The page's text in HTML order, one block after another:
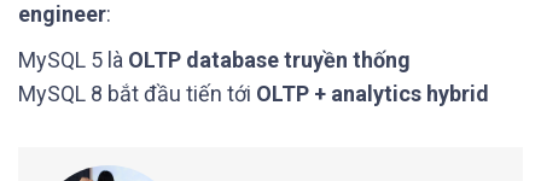
engineer:
MySQL 5 là OLTP database truyền thống
MySQL 8 bắt đầu tiến tới OLTP + analytics hybrid